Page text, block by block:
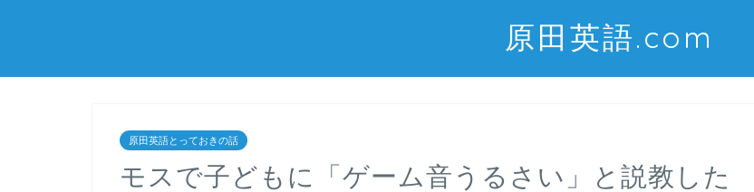
原田英語.com
原田英語とっておきの話
モスで子どもに「ゲーム音うるさい」と説教した